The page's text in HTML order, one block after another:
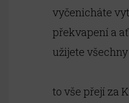
vyčenicháte
překvapení a
užijete
to vše přejí za